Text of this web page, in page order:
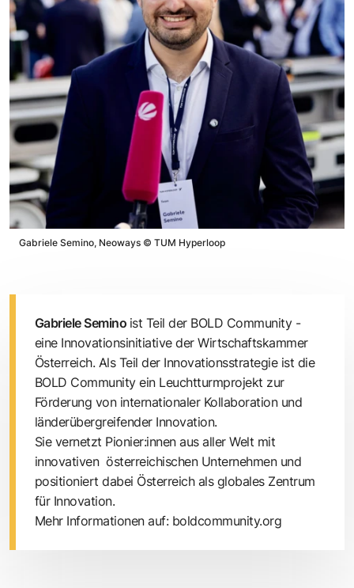
Gabriele Semino, Neoways © TUM Hyperloop
Gabriele Semino ist Teil der BOLD Community-
eine Innovationsinitiative der Wirtschaftskammer
Österreich. Als Teil der Innovationsstrategie ist die
BOLD Community ein Leuchtturmprojekt zur
Förderung von internationaler Kollaboration und
länderübergreifender Innovation.
Sie vernetzt Pionier:innen aus aller Welt mit
innovativen österreichischen Unternehmen und
positioniert dabei Österreich als globales Zentrum
für Innovation.
Mehr Informationen auf: boldcommunity.org